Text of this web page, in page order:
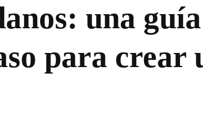
una guía
para crear